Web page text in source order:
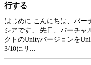
行する
はじめに こんにちは、バー
シアです。 先日、バーチャ
クトのUnityバージョンを
3/10にリ...